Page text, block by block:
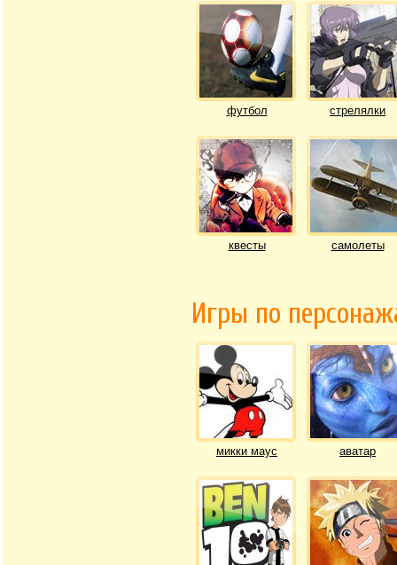
футбол стрелялки
квесты самолеты
Игры по
микки маус аватар